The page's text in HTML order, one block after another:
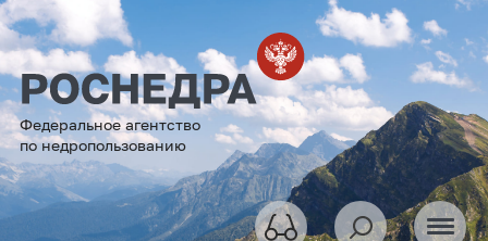
Федеральное агентство
по недропользованию